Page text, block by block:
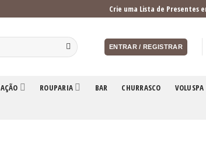
Crie uma Lista de Presentes
ENTRAR / REGISTRAR
ROUPARIA BAR CHURRASCO VOLUSPA